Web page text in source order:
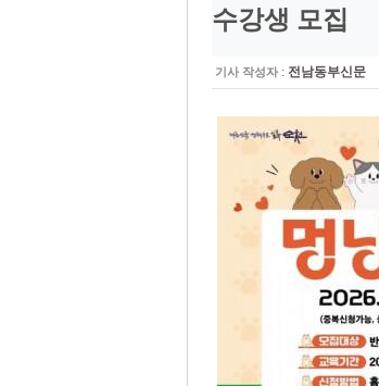
수강생 모집
기사 작성자 : 전남동부신문